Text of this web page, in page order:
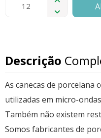
Descrição
As canecas de porcelana
utilizadas em micro-
Também não existem
Somos fabricantes de